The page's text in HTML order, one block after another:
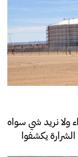
ولا نريد شي سواه
يكشفوا